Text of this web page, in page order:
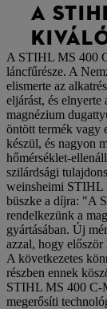
A
A STIHL MS 400
láncfűrésze. A
elismerte az
eljárást, és
magnézium
öntött termék vagy
készül, és nagyon
hőmérséklet-
szilárdsági
weinsheimi STIHL
büszke a díjra: "A
rendelkezünk a
gyártásában. Új
azzal, hogy
A következetes
részben ennek
STIHL MS 400 C-
megerősíti